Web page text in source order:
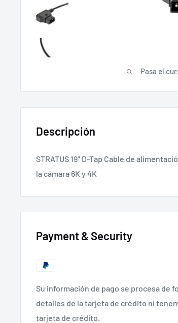
Pasa el
Descripción
STRATUS 19" D-Tap Cable de
la cámara 6K y 4K
Payment & Security
Su información de pago se procesa de
detalles de la tarjeta de crédito ni
tarjeta de crédito.